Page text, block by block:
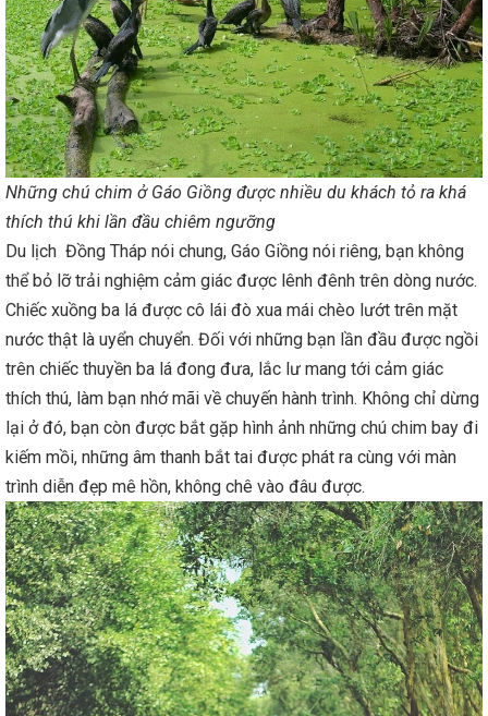
Những chú chim ở Gáo Giồng được nhiều du khách tỏ ra khá
thích thú khi lần đầu chiêm ngưỡng
Du lịch Đồng Tháp nói chung, Gáo Giồng nói riêng, bạn không
thể bỏ lỡ trải nghiệm cảm giác được lênh đênh trên dòng nước.
Chiếc xuồng ba lá được cô lái đò xua mái chèo lướt trên mặt
nước thật là uyển chuyển. Đối với những bạn lần đầu được ngồi
trên chiếc thuyền ba lá đong đưa, lắc lư mang tới cảm giác
thích thú, làm bạn nhớ mãi về chuyến hành trình. Không chỉ dừng
lại ở đó, bạn còn được bắt gặp hình ảnh những chú chim bay đi
kiếm mồi, những âm thanh bắt tai được phát ra cùng với màn
trình diễn đẹp mê hồn, không chê vào đâu được.